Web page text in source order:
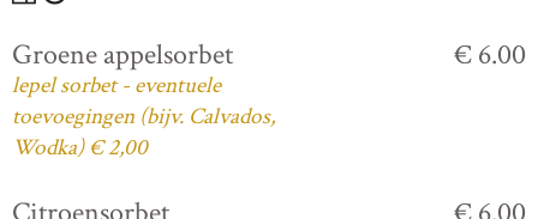
Groene appelsorbet
lepel sorbet - eventuele
toevoegingen (bijv. Calvados,
Wodka) € 2,00
€ 6.00